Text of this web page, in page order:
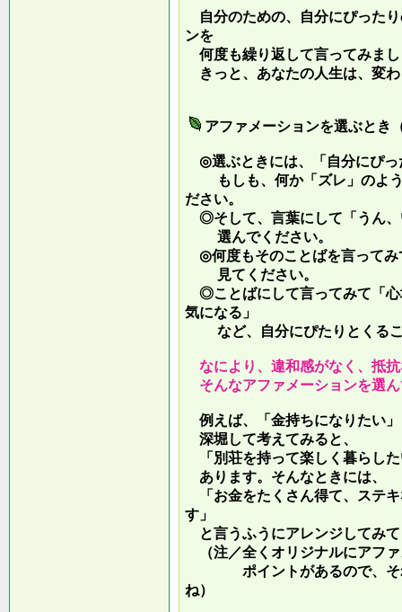
自分のための、自分にぴった
ンを
何度も繰り返して言ってみま
きっと、あなたの人生は、変
アファメーションを選ぶとき
◎選ぶときには、「自分にぴっ
もしも、何か「ズレ」のよう
ださい。
◎そして、言葉にして「うん、
選んでください。
◎何度もそのことばを言ってみ
見てください。
◎ことばにして言ってみて「心
気になる」
など、自分にぴたりとくるこ
なにより、違和感がなく、抵
そんなアファメーションを選
例えば、「金持ちになりたい
深堀して考えてみると、
「別荘を持って楽しく暮らし
あります。そんなときには、
「お金をたくさん得て、ステ
す」
と言うふうにアレンジしてみ
（注／全くオリジナルにアフ
ポイントがあるので、それ
ね）